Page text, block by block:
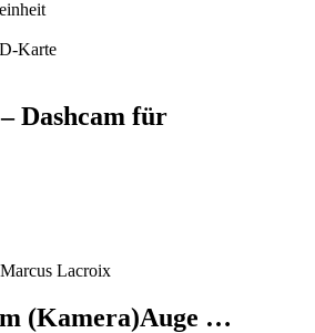
Dashcam für
Lacroix
(Kamera)Auge …